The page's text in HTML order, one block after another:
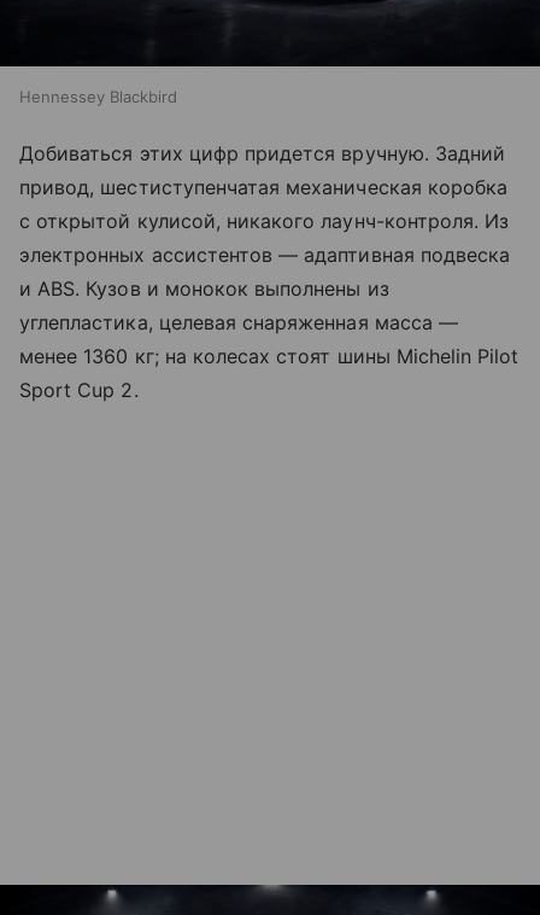
Hennessey Blackbird
Добиваться этих цифр придется вручную. Задний
привод, шестиступенчатая механическая коробка
с открытой кулисой, никакого лаунч-контроля. Из
электронных ассистентов — адаптивная подвеска
и ABS. Кузов и монокок выполнены из
углепластика, целевая снаряженная масса —
менее 1360 кг; на колесах стоят шины Michelin Pilot
Sport Cup 2.